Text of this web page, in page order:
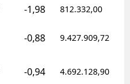
-1,98 812.332,00
-0,88 9.427.909,72
-0,94 4.692.128,90